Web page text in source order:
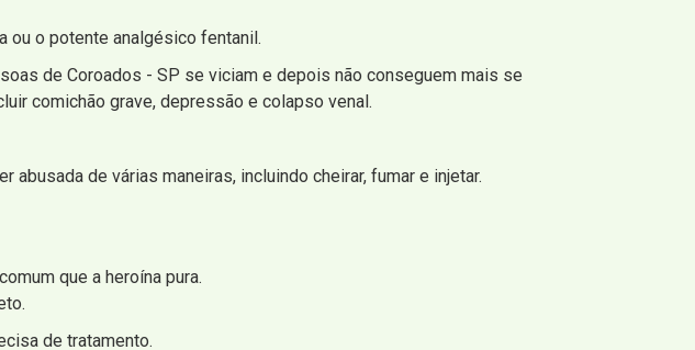
ou o potente analgésico fentanil.
de Coroados - SP se viciam e depois não conseguem mais se
comichão grave, depressão e colapso venal.
de várias maneiras, incluindo cheirar, fumar e injetar.
que a heroína pura.
de tratamento.